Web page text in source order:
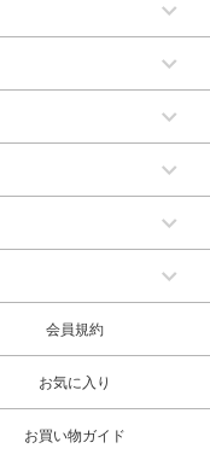
会員規約
お気に入り
お買い物ガイド